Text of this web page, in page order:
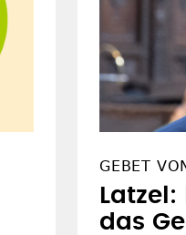
GEBET
das